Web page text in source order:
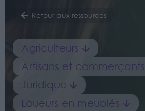
Retour aux ressources
Agriculteurs
Artisans et commerçants
Juridique
Loueurs en meublés